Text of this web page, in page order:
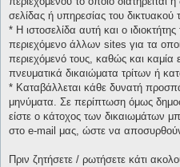
σελίδας ή υπηρεσίας του δικτυακού
* H ιστοσελίδα αυτή και ο
περιεχόμενο άλλων sites για τα
περιεχόμενό τους, καθώς και
πνευματικά δικαιώματα τρίτων ή
* Καταβάλλεται κάθε δυνατή
μηνύματα. Σε περίπτωση όμως
είστε ο κάτοχος των δικαιωμάτων
στο e-mail μας, ώστε να
Πριν ζητήσετε / ρωτήσετε κάτι